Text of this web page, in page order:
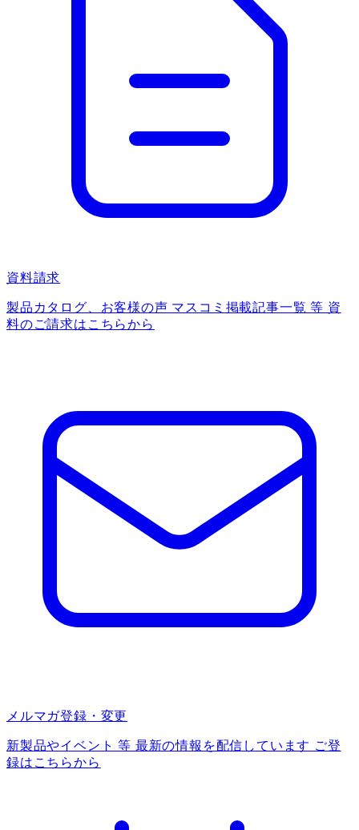
資料請求
製品カタログ、お客様の声 マスコミ掲載記事一覧 等 資
料のご請求はこちらから
メルマガ登録・変更
新製品やイベント 等 最新の情報を配信しています ご登
録はこちらから